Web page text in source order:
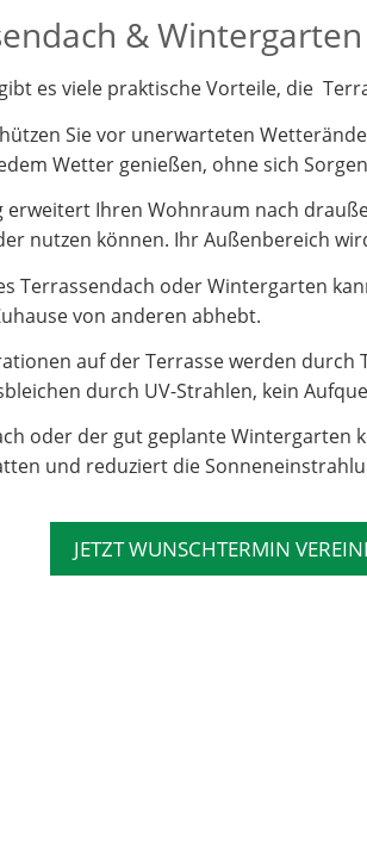
& Wintergarten
es viele praktische Vorteile, die
Sie vor unerwarteten
Wetter genießen, ohne sich
Ihren Wohnraum nach
nutzen können. Ihr Außenbereich
Terrassendach oder Wintergarten
von anderen abhebt.
auf der Terrasse werden
durch UV-Strahlen, kein
oder der gut geplante
und reduziert die
JETZT WUNSCHTERMIN